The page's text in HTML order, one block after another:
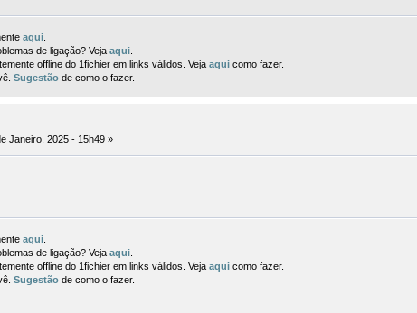
aqui
de ligação? Vejaaqui
offline do 1fichier em links válidos. Vejaaqui como fazer.
Sugestão de como o fazer.
Janeiro, 2025 - 15h49 »
aqui
de ligação? Vejaaqui
offline do 1fichier em links válidos. Vejaaqui como fazer.
Sugestão de como o fazer.